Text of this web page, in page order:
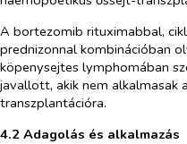
A bortezomib rituximabbal,
prednizonnal kombinációban
köpenysejtes lymphomában
javallott, akik nem alkalmasak
transzplantációra.
4.2 Adagolás és alkalmazás